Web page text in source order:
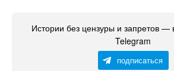
Истории без цензуры и запретов —
Telegram
подписаться